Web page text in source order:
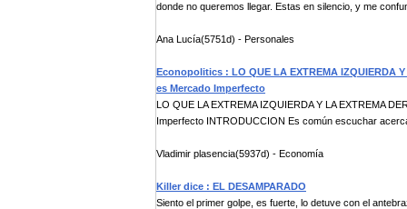
donde no queremos llegar. Estas en silencio, y me
Ana Lucía(5751d) - Personales
Econopolitics : LO QUE LA EXTREMA IZQUIERDA
es Mercado Imperfecto
LO QUE LA EXTREMA IZQUIERDA Y LA EXTREMA
Imperfecto INTRODUCCION Es común escuchar
Vladimir plasencia(5937d) - Economía
Killer dice : EL DESAMPARADO
Siento el primer golpe, es fuerte, lo detuve con el